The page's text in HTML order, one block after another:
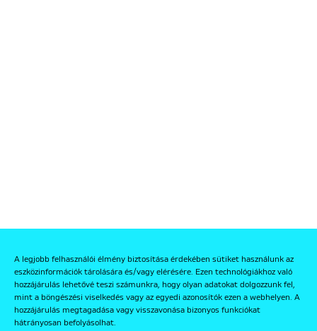
A legjobb felhasználói élmény biztosítása érdekében sütiket használunk az
eszközinformációk tárolására és/vagy elérésére. Ezen technológiákhoz való
hozzájárulás lehetővé teszi számunkra, hogy olyan adatokat dolgozzunk fel,
mint a böngészési viselkedés vagy az egyedi azonosítók ezen a webhelyen. A
hozzájárulás megtagadása vagy visszavonása bizonyos funkciókat
hátrányosan befolyásolhat.